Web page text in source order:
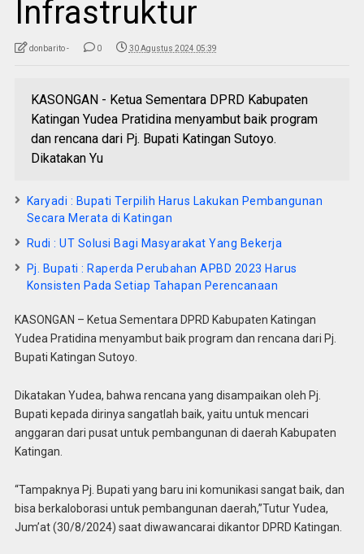
Infrastruktur
donbarito - 0 30 Agustus 2024 05:39
KASONGAN - Ketua Sementara DPRD Kabupaten
Katingan Yudea Pratidina menyambut baik program
dan rencana dari Pj. Bupati Katingan Sutoyo.
Dikatakan Yu
Karyadi : Bupati Terpilih Harus Lakukan Pembangunan
Secara Merata di Katingan
Rudi : UT Solusi Bagi Masyarakat Yang Bekerja
Pj. Bupati : Raperda Perubahan APBD 2023 Harus
Konsisten Pada Setiap Tahapan Perencanaan
KASONGAN – Ketua Sementara DPRD Kabupaten Katingan
Yudea Pratidina menyambut baik program dan rencana dari Pj.
Bupati Katingan Sutoyo.
Dikatakan Yudea, bahwa rencana yang disampaikan oleh Pj.
Bupati kepada dirinya sangatlah baik, yaitu untuk mencari
anggaran dari pusat untuk pembangunan di daerah Kabupaten
Katingan.
“Tampaknya Pj. Bupati yang baru ini komunikasi sangat baik, dan
bisa berkaloborasi untuk pembangunan daerah,”Tutur Yudea,
Jum’at (30/8/2024) saat diwawancarai dikantor DPRD Katingan.